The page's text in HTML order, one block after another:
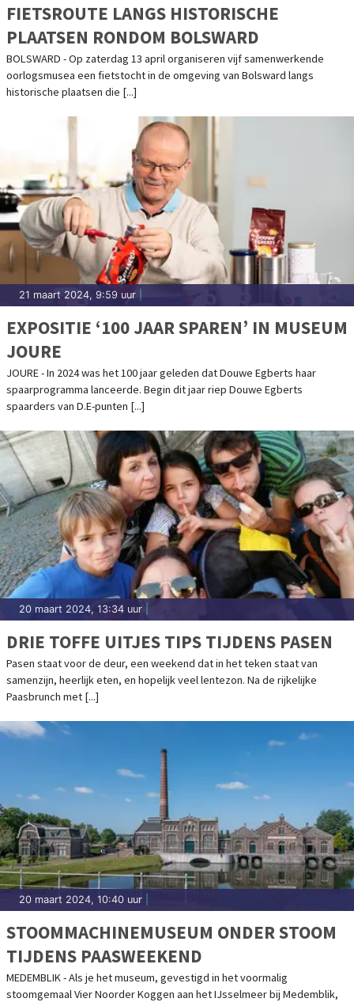
FIETSROUTE LANGS HISTORISCHE
PLAATSEN RONDOM BOLSWARD
BOLSWARD - Op zaterdag 13 april organiseren vijf samenwerkende
oorlogsmusea een fietstocht in de omgeving van Bolsward langs
historische plaatsen die [...]
21 maart 2024, 9:59 uur
EXPOSITIE ‘100 JAAR SPAREN’ IN MUSEUM
JOURE
JOURE - In 2024 was het 100 jaar geleden dat Douwe Egberts haar
spaarprogramma lanceerde. Begin dit jaar riep Douwe Egberts
spaarders van D.E-punten [...]
20 maart 2024, 13:34 uur
DRIE TOFFE UITJES TIPS TIJDENS PASEN
Pasen staat voor de deur, een weekend dat in het teken staat van
samenzijn, heerlijk eten, en hopelijk veel lentezon. Na de rijkelijke
Paasbrunch met [...]
20 maart 2024, 10:40 uur
STOOMMACHINEMUSEUM ONDER STOOM
TIJDENS PAASWEEKEND
MEDEMBLIK - Als je het museum, gevestigd in het voormalig
stoomgemaal Vier Noorder Koggen aan het IJsselmeer bij Medemblik,